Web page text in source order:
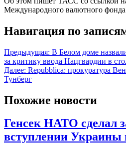
Международного валютного
Навигация по
Предыдущая: В Белом доме
за критику ввода Нацгвардии в
Далее: Repubblica: прокуратура
Тунберг
Похожие новости
Генсек НАТО сделал
вступлении Украины